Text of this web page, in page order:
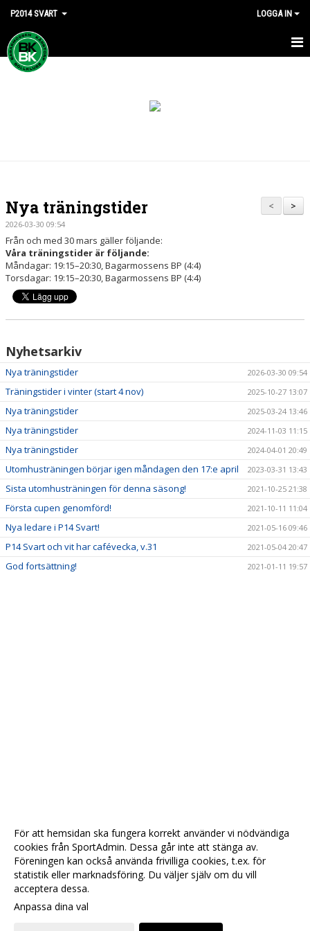
P2014 SVART LOGGA IN
HEM
KONTAKT
>
<
Nya träningstider
2026-03-30 09:54
Från och med 30 mars gäller följande:
Våra träningstider är följande:
Måndagar: 19:15–20:30, Bagarmossens BP (4:4)
Torsdagar: 19:15–20:30, Bagarmossens BP (4:4)
Nyhetsarkiv
Nya träningstider 2026-03-30 09:54
Träningstider i vinter (start 4 nov) 2025-10-27 13:07
Nya träningstider 2025-03-24 13:46
Nya träningstider 2024-11-03 11:15
Nya träningstider 2024-04-01 20:49
Utomhusträningen börjar igen måndagen den 17:e april 2023-03-31 13:43
Sista utomhusträningen för denna säsong! 2021-10-25 21:38
Första cupen genomförd! 2021-10-11 11:04
Nya ledare i P14 Svart! 2021-05-16 09:46
P14 Svart och vit har cafévecka, v.31 2021-05-04 20:47
God fortsättning! 2021-01-11 19:57
För att hemsidan ska fungera korrekt använder vi nödvändiga
cookies från SportAdmin. Dessa går inte att stänga av.
Föreningen kan också använda frivilliga cookies, t.ex. för
statistik eller marknadsföring. Du väljer själv om du vill
acceptera dessa.
Anpassa dina val